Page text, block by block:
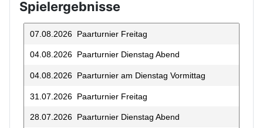
Spielergebnisse
07.08.2026 Paarturnier Freitag
04.08.2026 Paarturnier Dienstag Abend
04.08.2026 Paarturnier am Dienstag Vormittag
31.07.2026 Paarturnier Freitag
28.07.2026 Paarturnier Dienstag Abend